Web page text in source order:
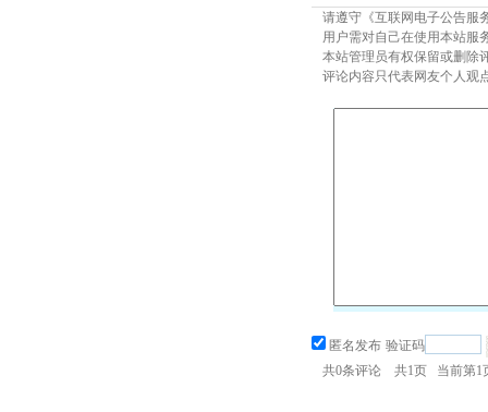
请遵守《互联网电子公告服
用户需对自己在使用本站服
本站管理员有权保留或删除
评论内容只代表网友个人观
匿名发布 验证码
共0条评论 共1页 当前第1